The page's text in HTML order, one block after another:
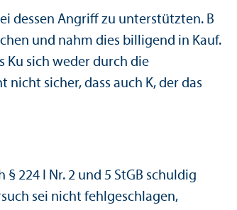
dessen Angriff zu unter­stützten. B
und nahm dies billigend in Kauf.
Ku sich weder durch die
sicher, dass auch K, der das
224 I Nr. 2 und 5 StGB schuldig
sei nicht fehlgeschlagen,